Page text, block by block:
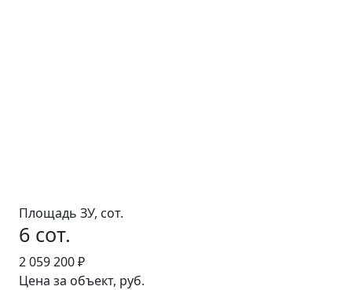
Площадь ЗУ, сот.
6 сот.
2 059 200 ₽
Цена за объект, руб.